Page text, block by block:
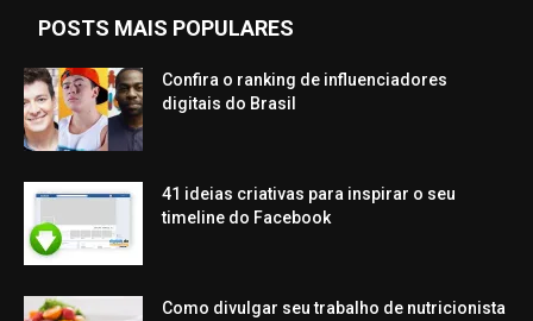
POSTS MAIS POPULARES
Confira o ranking de influenciadores
digitais do Brasil
41 ideias criativas para inspirar o seu
timeline do Facebook
Como divulgar seu trabalho de nutricionista